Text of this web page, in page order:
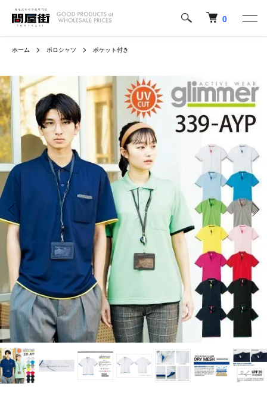
0
ホーム ポロシャツ ポケット付き